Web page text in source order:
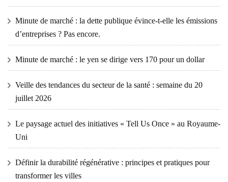
Minute de marché : la dette publique évince-t-elle les émissions
d’entreprises ? Pas encore.
Minute de marché : le yen se dirige vers 170 pour un dollar
Veille des tendances du secteur de la santé : semaine du 20
juillet 2026
Le paysage actuel des initiatives « Tell Us Once » au Royaume-
Uni
Définir la durabilité régénérative : principes et pratiques pour
transformer les villes